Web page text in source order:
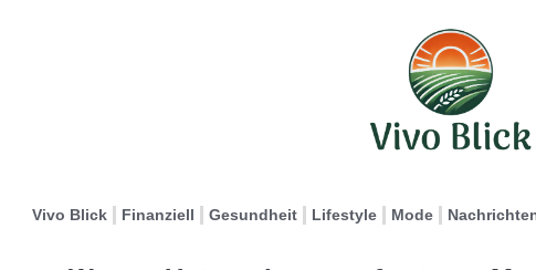
Vivo Blick Finanziell Gesundheit Lifestyle Mode